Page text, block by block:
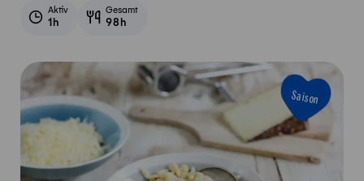
Aktiv
1h
Gesamt
98h
Saison